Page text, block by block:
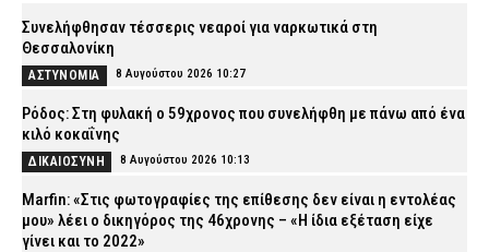
Συνελήφθησαν τέσσερις νεαροί για ναρκωτικά στη
Θεσσαλονίκη
ΑΣΤΥΝΟΜΙΑ 8 Αυγούστου 2026 10:27
Ρόδος: Στη φυλακή ο 59χρονος που συνελήφθη με πάνω από ένα
κιλό κοκαΐνης
ΔΙΚΑΙΟΣΥΝΗ 8 Αυγούστου 2026 10:13
Marfin: «Στις φωτογραφίες της επίθεσης δεν είναι η εντολέας
μου» λέει ο δικηγόρος της 46χρονης – «Η ίδια εξέταση είχε
γίνει και το 2022»